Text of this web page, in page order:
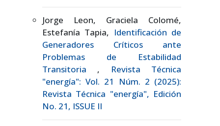
Jorge Leon, Graciela Colomé,
Estefanía Tapia, Identificación de
Generadores Críticos ante
Problemas de Estabilidad
Transitoria ,
Revista Técnica
"energía": Vol. 21 Núm. 2 (2025):
Revista Técnica "energía", Edición
No. 21, ISSUE II